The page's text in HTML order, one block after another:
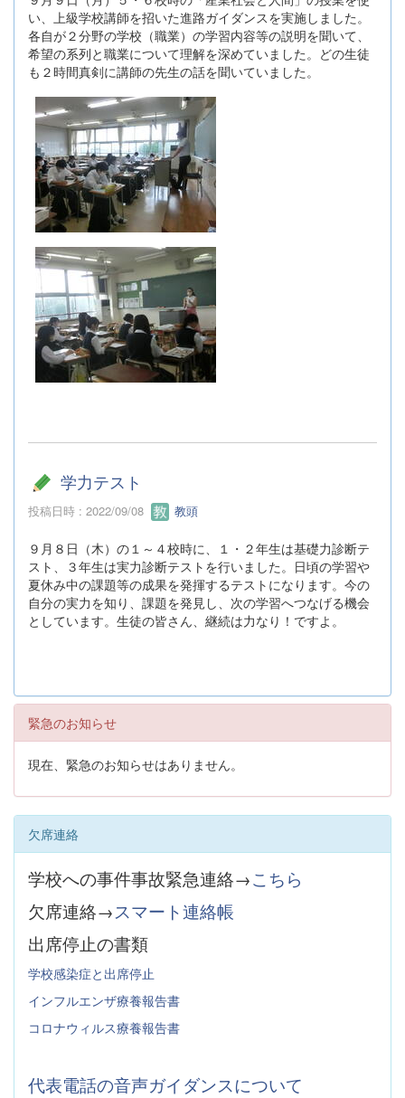
い、上級学校講師を招いた進路ガイダンスを実施しました。
各自が２分野の学校（職業）の学習内容等の説明を聞いて、
希望の系列と職業について理解を深めていました。どの生徒
も２時間真剣に講師の先生の話を聞いていました。
学力テスト
投稿日時 : 2022/09/08 教頭
９月８日（木）の１～４校時に、１・２年生は基礎力診断テ
スト、３年生は実力診断テストを行いました。日頃の学習や
夏休み中の課題等の成果を発揮するテストになります。今の
自分の実力を知り、課題を発見し、次の学習へつなげる機会
としています。生徒の皆さん、継続は力なり！ですよ。
緊急のお知らせ
現在、緊急のお知らせはありません。
欠席連絡
学校への事件事故緊急連絡→こちら
欠席連絡→スマート連絡帳
出席停止の書類
学校感染症と出席停止
インフルエンザ療養報告書
コロナウィルス療養報告書
代表電話の音声ガイダンスについて